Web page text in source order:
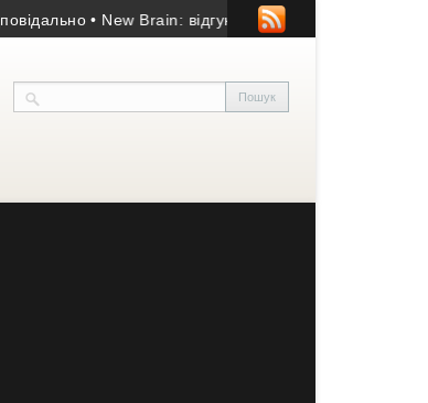
• New Brain: відгуки студентів та огляд школи